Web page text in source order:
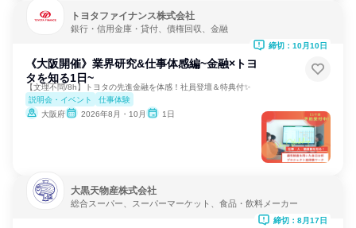
トヨタファイナンス株式会社
銀行・信用金庫・貸付、債権回収、金融
《大阪開催》業界研究&仕事体感編~金融×トヨ
タを知る1日~
【文理不問/8h】トヨタの先進金融を体感！社員登壇＆特典付✨
説明会・イベント
仕事体験
大阪府
2026年8月・10月 1日
締切：10月10日
大黒天物産株式会社
総合スーパー、スーパーマーケット、食品・飲料メーカー
締切：8月17日